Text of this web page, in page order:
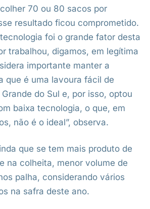
70 ou 80 sacos por
resultado ficou comprometido.
foi o grande fator desta
trabalhou, digamos, em legítima
importante manter a
que é uma lavoura fácil de
do Sul e, por isso, optou
baixa tecnologia, o que, em
não é o ideal”, observa.
que se tem mais produto de
na colheita, menor volume de
palha, considerando vários
na safra deste ano.